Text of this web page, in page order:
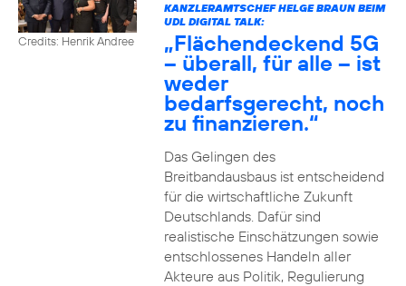
Credits: Henrik Andree
KANZLERAMTSCHEF HELGE BRAUN BEIM
UDL DIGITAL TALK:
„Flächendeckend 5G
– überall, für alle – ist
weder
bedarfsgerecht, noch
zu finanzieren.“
Das Gelingen des
Breitbandausbaus ist entscheidend
für die wirtschaftliche Zukunft
Deutschlands. Dafür sind
realistische Einschätzungen sowie
entschlossenes Handeln aller
Akteure aus Politik, Regulierung